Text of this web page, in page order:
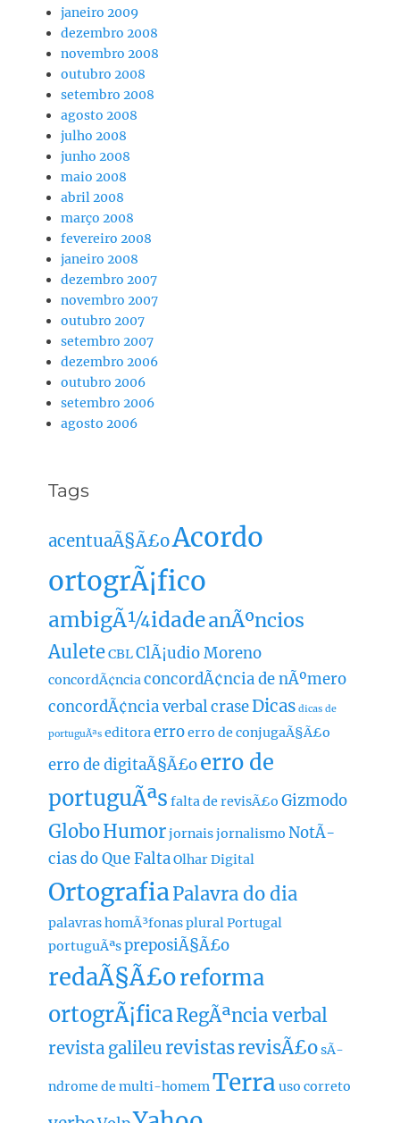
janeiro 2009
dezembro 2008
novembro 2008
outubro 2008
setembro 2008
agosto 2008
julho 2008
junho 2008
maio 2008
abril 2008
março 2008
fevereiro 2008
janeiro 2008
dezembro 2007
novembro 2007
outubro 2007
setembro 2007
dezembro 2006
outubro 2006
setembro 2006
agosto 2006
Tags
acentuaÃ§Ã£oAcordo
ortogrÃ¡fico
ambigÃ¼idadeanÃºncios
AuleteCBLClÃ¡udio Moreno
concordÃ¢nciaconcordÃ¢ncia de nÃºmero
concordÃ¢ncia verbalcraseDicas dicas de
portuguÃªs editoraerroerro de conjugaÃ§Ã£o
erro de digitaÃ§Ã£oerro de
portuguÃªs falta de revisÃ£o Gizmodo
GloboHumorjornaisjornalismo NotÃ­
cias do Que FaltaOlhar Digital
OrtografiaPalavra do dia
palavras homÃ³fonaspluralPortugal
portuguÃªspreposiÃ§Ã£o
redaÃ§Ã£oreforma
ortogrÃ¡ficaRegÃªncia verbal
revista galileurevistasrevisÃ£osÃ­
ndrome de multi-homemTerra uso correto